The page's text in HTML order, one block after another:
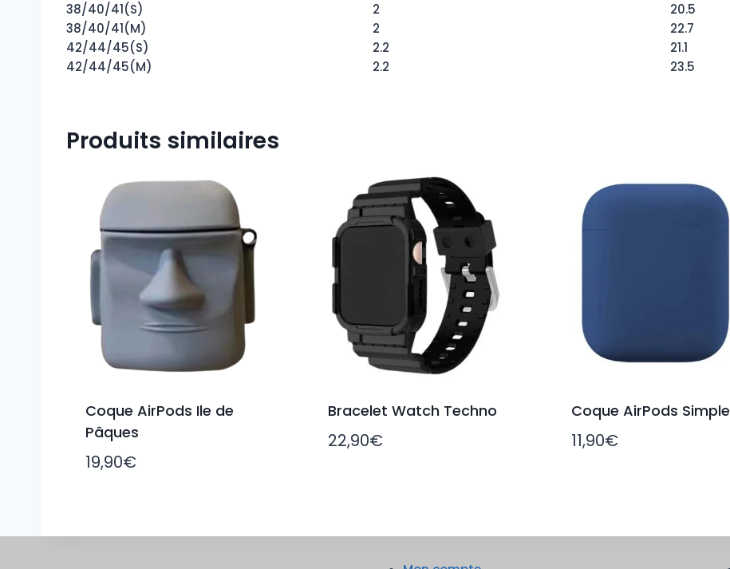
38/40/41(S)
2
20.5
38/40/41(M)
2
22.7
42/44/45(S)
2.2
21.1
42/44/45(M)
2.2 23.5
Produits similaires
Coque AirPods Ile de
Pâques
19,90€
Bracelet Watch Techno
22,90€
Coque AirPods Simple
11,90€